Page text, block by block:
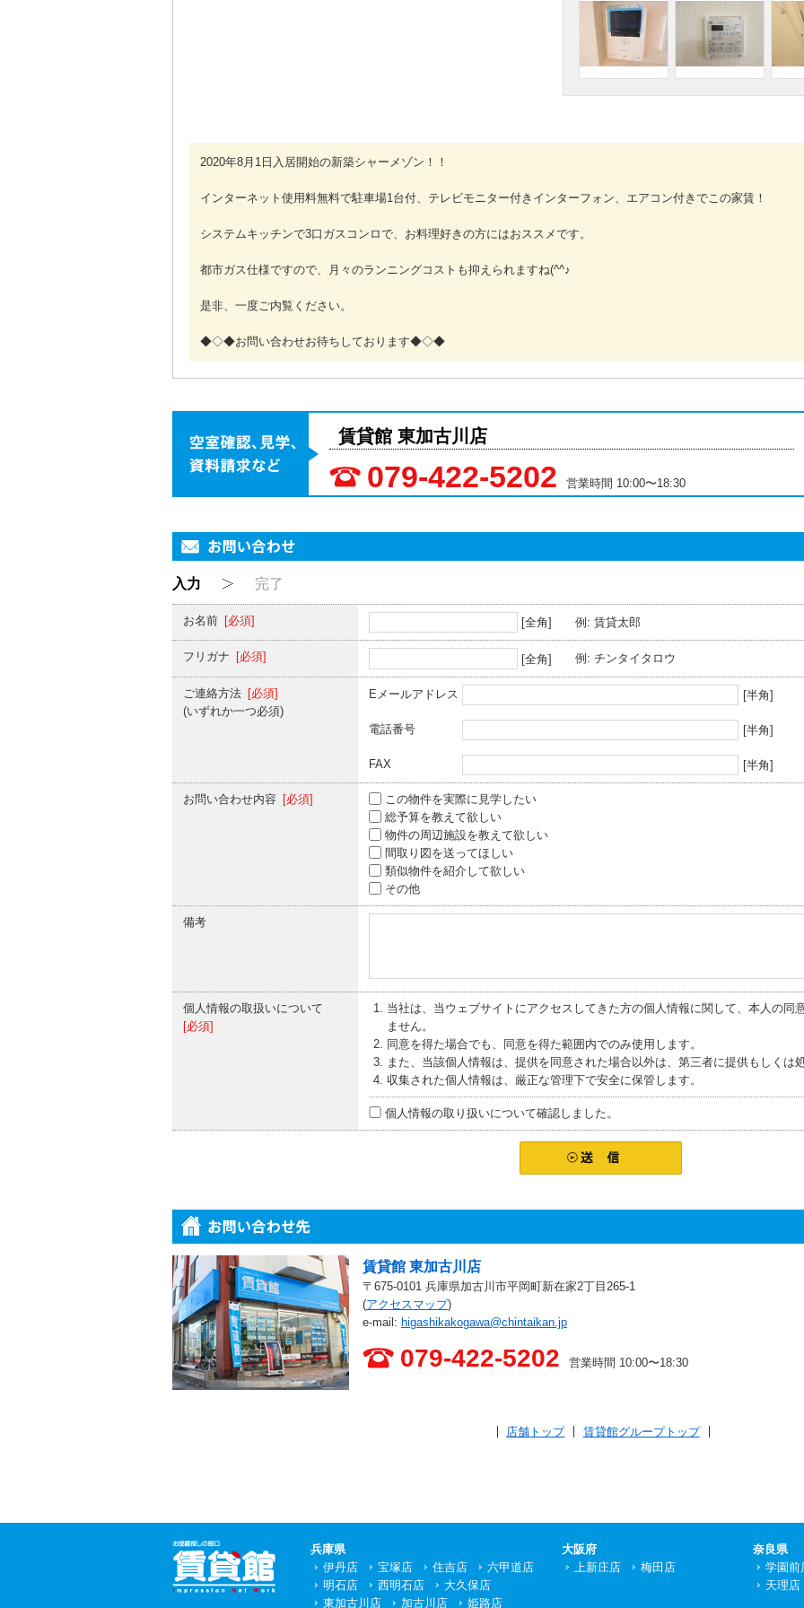
2020年8月1日入居開始の新築シャーメゾン！！
インターネット使用料無料で駐車場1台付、テレビモニター付きインターフォン、エアコン付きでこの家賃！
システムキッチンで3口ガスコンロで、お料理好きの方にはおススメです。
都市ガス仕様ですので、月々のランニングコストも抑えられますね(^^♪
是非、一度ご内覧ください。
◆◇◆お問い合わせお待ちしております◆◇◆
賃貸館 東加古川店
079-422-5202 営業時間 10:00〜18:30
入力 完了
お名前 [必須] [全角] 例: 賃貸太郎
フリガナ [必須] [全角] 例: チンタイタロウ
ご連絡方法 [必須]
(いずれか一つ必須)
Eメールアドレス [半角]
電話番号 [半角]
FAX [半角]
お問い合わせ内容 [必須]
この物件を実際に見学したい
総予算を教えて欲しい
物件の周辺施設を教えて欲しい
間取り図を送ってほしい
類似物件を紹介して欲しい
その他
備考
個人情報の取扱いについて
[必須]
当社は、当ウェブサイトにアクセスしてきた方の個人情報に関して、本人の同
ません。
同意を得た場合でも、同意を得た範囲内でのみ使用します。
また、当該個人情報は、提供を同意された場合以外は、第三者に提供もしくは
収集された個人情報は、厳正な管理下で安全に保管します。
個人情報の取り扱いについて確認しました。
賃貸館 東加古川店
〒675-0101 兵庫県加古川市平岡町新在家2丁目265-1
(アクセスマップ)
e-mail: higashikakogawa@chintaikan.jp
079-422-5202 営業時間 10:00〜18:30
店舗トップ 賃貸館グループトップ
賃貸館 店舗一覧
兵庫県
伊丹店
宝塚店 住吉店
六甲道店
明石店
西明石店
大久保店
東加古川店
加古川店 姫路店
大阪府
上新庄店
梅田店
奈良県
学園前
天理店